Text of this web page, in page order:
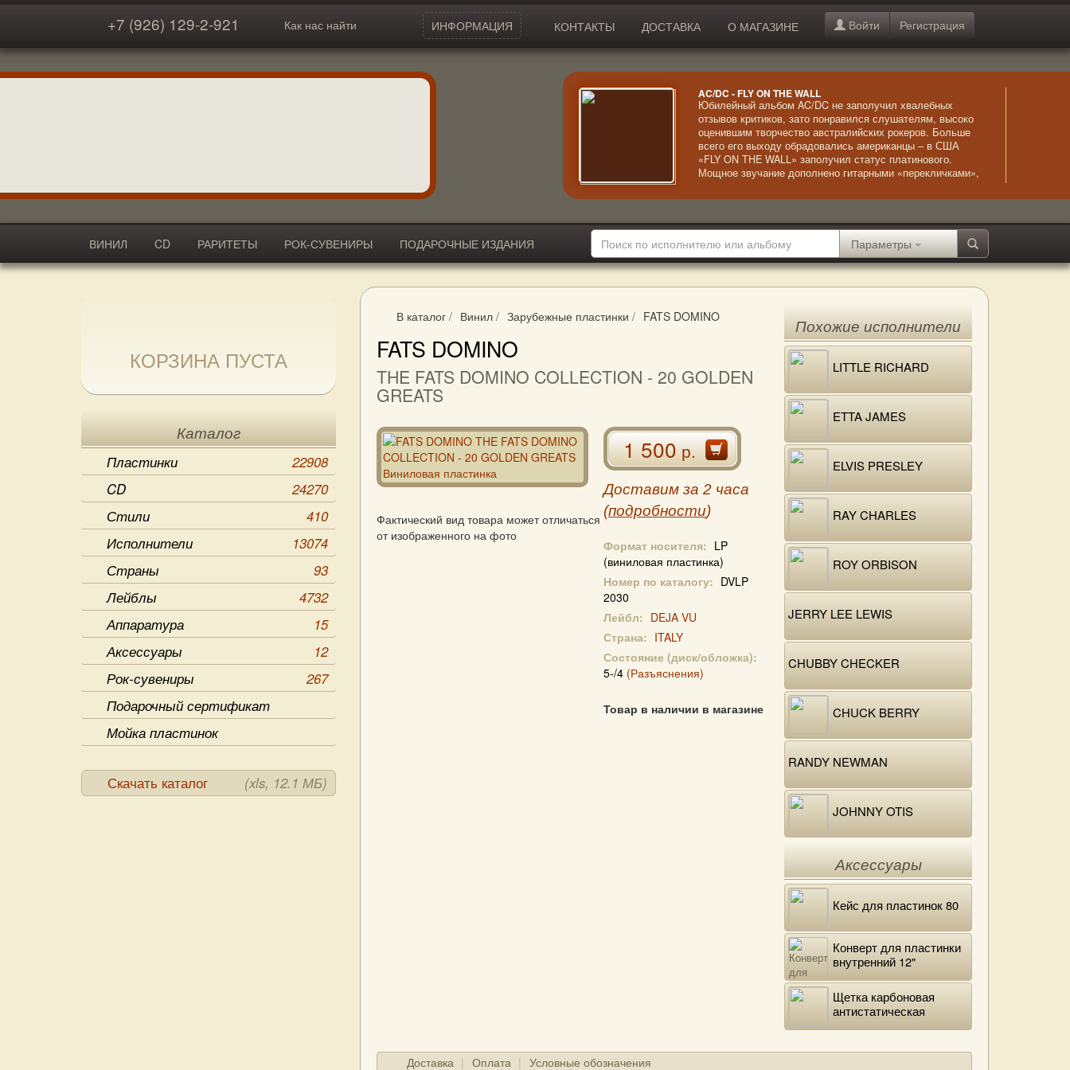
+7 (926) 129-2-921 Как нас найти ИНФОРМАЦИЯ КОНТАКТЫ ДОСТАВКА О МАГАЗИНЕ Войти Регистрация
AC/DC - FLY ON THE WALL
Юбилейный альбом AC/DC не заполучил хвалебных
отзывов критиков, зато понравился слушателям, высоко
оценившим творчество австралийских рокеров. Больше
всего его выходу обрадовались американцы – в США
«FLY ON THE WALL» заполучил статус платинового.
Мощное звучание дополнено гитарными «перекличками»,
Эффектно и здорово!
ВИНИЛ CD РАРИТЕТЫ РОК-СУВЕНИРЫ
ПОДАРОЧНЫЕ ИЗДАНИЯ
АКСЕССУАРЫ
Параметры
КОРЗИНА ПУСТА
Каталог
Пластинки
22908
CD
24270
Стили
410
Исполнители
13074
Страны
93
Лейблы
4732
Аппаратура
15
Аксессуары
12
Рок-сувениры
267
Подарочный сертификат
Мойка пластинок
Скачать каталог (xls, 12.1 МБ)
В каталог / Винил / Зарубежные пластинки / FATS DOMINO
FATS DOMINO
THE FATS DOMINO COLLECTION - 20 GOLDEN
GREATS
Фактический вид товара может отличаться
от изображенного на фото
1 500р.
Доставим за 2 часа
(подробности)
Формат носителя: LP
(виниловая пластинка)
Номер по каталогу: DVLP
2030
Лейбл: DEJA VU
Страна: ITALY
Состояние (диск/обложка):
5-/4 (Разъяснения)
Товар в наличии в магазине
Похожие исполнители
LITTLE RICHARD
ETTA JAMES
ELVIS PRESLEY
RAY CHARLES
ROY ORBISON
JERRY LEE LEWIS
CHUBBY CHECKER
CHUCK BERRY
RANDY NEWMAN
JOHNNY OTIS
Аксессуары
Кейс для пластинок 80
Конверт для пластинки
внутренний 12"
Щетка карбоновая
антистатическая
Доставка Оплата Условные обозначения